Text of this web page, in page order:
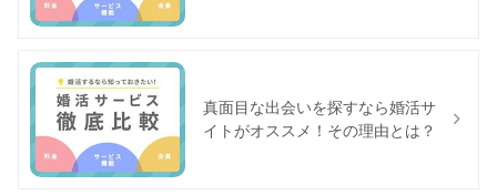
真面目な出会いを探すなら婚活サ
イトがオススメ！その理由とは？